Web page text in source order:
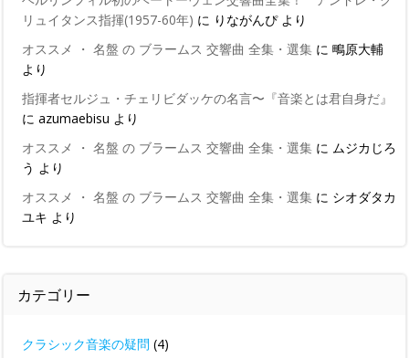
リュイタンス指揮(1957-60年) に りながんぴより
オススメ ・ 名盤 の ブラームス 交響曲 全集・選集 に 鴫原大輔
より
指揮者セルジュ・チェリビダッケの名言〜『音楽とは君自身だ』
に azumaebisu より
オススメ ・ 名盤 の ブラームス 交響曲 全集・選集 に ムジカじろ
う より
オススメ ・ 名盤 の ブラームス 交響曲 全集・選集 に シオダタカ
ユキ より
カテゴリー
クラシック音楽の疑問 (4)